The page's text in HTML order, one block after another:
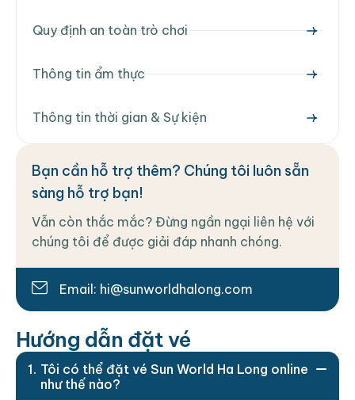
Quy định an toàn trò chơi
Thông tin ẩm thực
Thông tin thời gian & Sự kiện
Bạn cần hỗ trợ thêm? Chúng tôi luôn sẵn
sàng hỗ trợ bạn!
Vẫn còn thắc mắc? Đừng ngần ngại liên hệ với
chúng tôi để được giải đáp nhanh chóng.
Email: hi@sunworldhalong.com
Hướng dẫn đặtvé
Tôi có thể đặt vé Sun World Ha Long online
như thế nào?